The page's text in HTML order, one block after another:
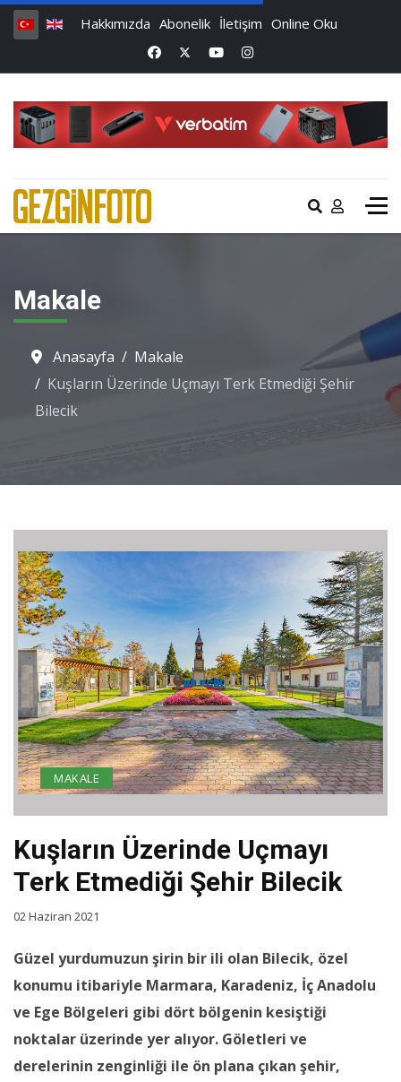
Hakkımızda Abonelik İletişim Online Oku
Makale
Anasayfa
Makale
Kuşların Üzerinde Uçmayı Terk Etmediği Şehir
Bilecik
Kuşların Üzerinde Uçmayı
Terk Etmediği Şehir Bilecik
MAKALE
02 Haziran 2021
Güzel yurdumuzun şirin bir ili olan Bilecik, özel
konumu itibariyle Marmara, Karadeniz, İç Anadolu
ve Ege Bölgeleri gibi dört bölgenin kesiştiği
noktalar üzerinde yer alıyor. Göletleri ve
derelerinin zenginliği ile ön plana çıkan şehir,